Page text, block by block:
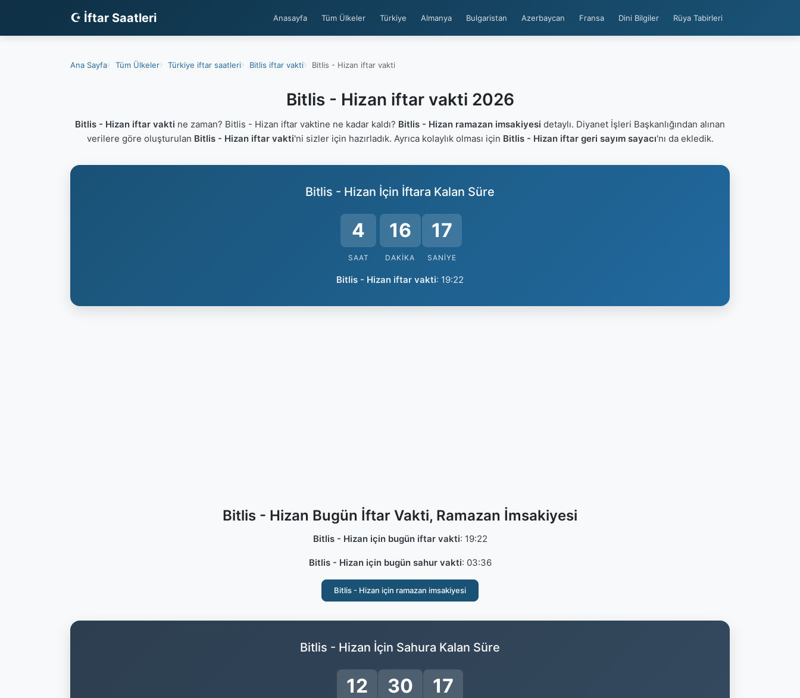
☪ İftar Saatleri Anasayfa Tüm Ülkeler Türkiye Almanya Bulgaristan Azerbaycan Fransa Dini Bilgiler Rüya Tabirleri
Ana Sayfa Tüm Ülkeler Türkiye iftar saatleri Bitlis iftar vakti Bitlis - Hizan iftar vakti
Bitlis - Hizan iftar vakti 2026
Bitlis - Hizan iftar vakti ne zaman? Bitlis - Hizan iftar vaktine ne kadar kaldı? Bitlis - Hizan ramazan imsakiyesi detaylı. Diyanet İşleri Başkanlığından alınan
verilere göre oluşturulan Bitlis - Hizan iftar vakti'ni sizler için hazırladık. Ayrıca kolaylık olması için Bitlis - Hizan iftar geri sayım sayacı'nı da ekledik.
Bitlis - Hizan İçin İftara Kalan Süre
4
SAAT
16
DAKIKA
17
SANIYE
Bitlis - Hizan iftar vakti: 19:22
Bitlis - Hizan Bugün İftar Vakti, Ramazan İmsakiyesi
Bitlis - Hizan için bugün iftar vakti: 19:22
Bitlis - Hizan için bugün sahur vakti: 03:36
Bitlis - Hizan için ramazan imsakiyesi
Bitlis - Hizan İçin Sahura Kalan Süre
12 30 17